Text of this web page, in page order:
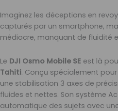
Imaginez les déceptions en
capturés par un smartphone,
médiocre, manquant de fluidité
Le DJI Osmo Mobile SE est là
Tahiti. Conçu spécialement
une stabilisation 3 axes de
fluides et nettes. Son système
automatique des sujets avec